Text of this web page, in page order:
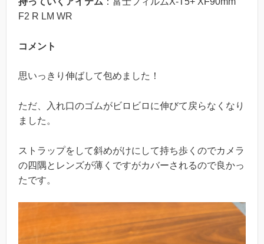
F2 R LM WR
コメント
思いっきり伸ばして包めました！
ただ、入れ口のゴムがビロビロに伸びて戻らなくなり
ました。
ストラップをして斜めがけにして持ち歩くのでカメラ
の四隅とレンズが薄くですがカバーされるので良かっ
たです。